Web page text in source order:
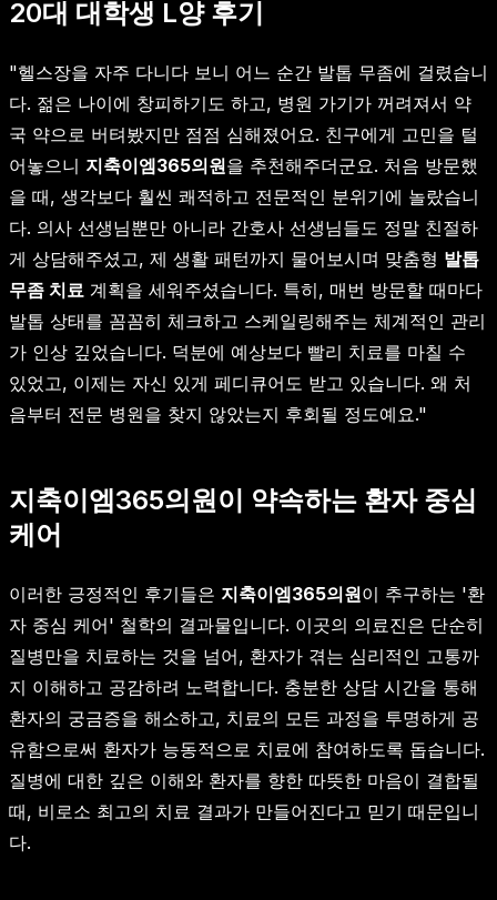
20대 대학생 L양 후기
"헬스장을 자주 다니다 보니 어느 순간 발톱 무좀에 걸렸습니
다. 젊은 나이에 창피하기도 하고, 병원 가기가 꺼려져서 약
국 약으로 버텨봤지만 점점 심해졌어요. 친구에게 고민을 털
어놓으니 지축이엠365의원을 추천해주더군요. 처음 방문했
을 때, 생각보다 훨씬 쾌적하고 전문적인 분위기에 놀랐습니
다. 의사 선생님뿐만 아니라 간호사 선생님들도 정말 친절하
게 상담해주셨고, 제 생활 패턴까지 물어보시며 맞춤형 발톱
무좀 치료 계획을 세워주셨습니다. 특히, 매번 방문할 때마다
발톱 상태를 꼼꼼히 체크하고 스케일링해주는 체계적인 관리
가 인상 깊었습니다. 덕분에 예상보다 빨리 치료를 마칠 수
있었고, 이제는 자신 있게 페디큐어도 받고 있습니다. 왜 처
음부터 전문 병원을 찾지 않았는지 후회될 정도예요."
지축이엠365의원이 약속하는 환자 중심
케어
이러한 긍정적인 후기들은 지축이엠365의원이 추구하는 '환
자 중심 케어' 철학의 결과물입니다. 이곳의 의료진은 단순히
질병만을 치료하는 것을 넘어, 환자가 겪는 심리적인 고통까
지 이해하고 공감하려 노력합니다. 충분한 상담 시간을 통해
환자의 궁금증을 해소하고, 치료의 모든 과정을 투명하게 공
유함으로써 환자가 능동적으로 치료에 참여하도록 돕습니다.
질병에 대한 깊은 이해와 환자를 향한 따뜻한 마음이 결합될
때, 비로소 최고의 치료 결과가 만들어진다고 믿기 때문입니
다.